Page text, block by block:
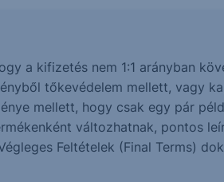
a kifizetés nem 1:1 arányban
tőkevédelem mellett, vagy
mellett, hogy csak egy pár
változhatnak, pontos
Feltételek (Final Terms)